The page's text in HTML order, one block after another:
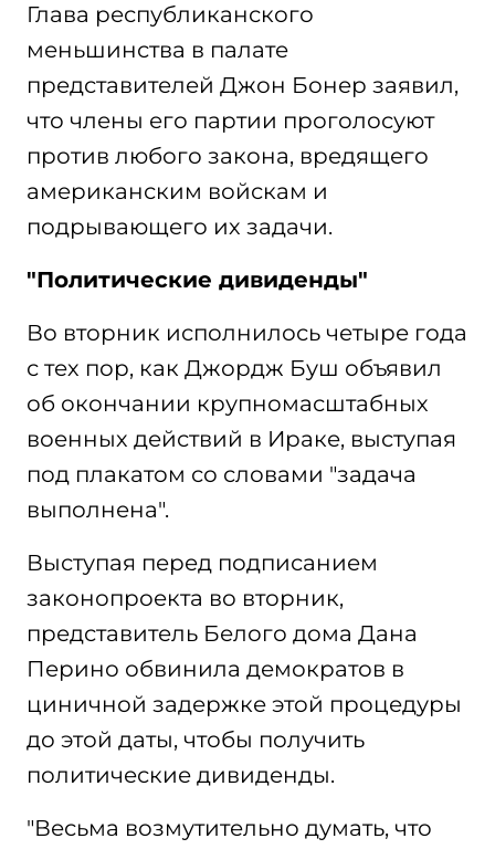
Глава республиканского
меньшинства в палате
представителей Джон Бонер заявил,
что члены его партии проголосуют
против любого закона, вредящего
американским войскам и
подрывающего их задачи.
"Политические дивиденды"
Во вторник исполнилось четыре года
с тех пор, как Джордж Буш объявил
об окончании крупномасштабных
военных действий в Ираке, выступая
под плакатом со словами "задача
выполнена".
Выступая перед подписанием
законопроекта во вторник,
представитель Белого дома Дана
Перино обвинила демократов в
циничной задержке этой процедуры
до этой даты, чтобы получить
политические дивиденды.
"Весьма возмутительно думать, что